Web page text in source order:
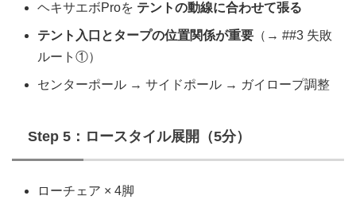
ヘキサエボProを テントの動線に合わせて張る
テント入口とタープの位置関係が重要 （→ ##3 失敗
ルート①）
センターポール → サイドポール → ガイロープ調整
Step 5：ロースタイル展開（5分）
ローチェア × 4脚